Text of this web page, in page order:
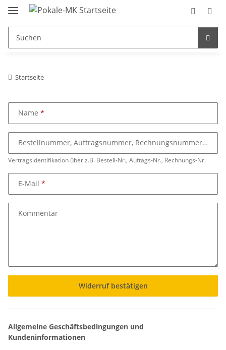
Startseite
Name
Vertragsidentifikation über z.B. Bestell-Nr., Auftags-Nr., Rechnungs-Nr.
Bestellnummer, Auftragsnummer, Rechnungsnummer
E-Mail
Kommentar
Widerruf bestätigen
Allgemeine Geschäftsbedingungen und
Kundeninformationen